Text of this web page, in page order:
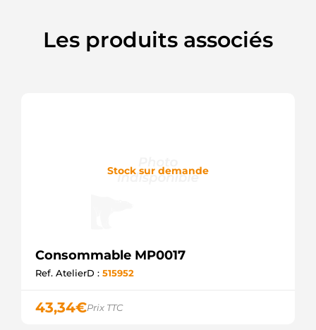
Les produits associés
Stock sur demande
Consommable MP0017
Ref. AtelierD : 515952
43,34€Prix TTC